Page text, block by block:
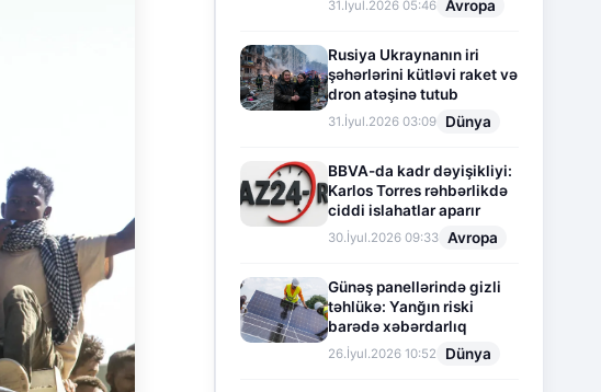
31.İyul.2026 05:46 Avropa
Rusiya Ukraynanın iri
şəhərlərini kütləvi raket və
dron atəşinə tutub
31.İyul.2026 03:09 Dünya
BBVA-da kadr dəyişikliyi:
Karlos Torres rəhbərlikdə
ciddi islahatlar aparır
30.İyul.2026 09:33 Avropa
Günəş panellərində gizli
təhlükə: Yanğın riski
barədə xəbərdarlıq
26.İyul.2026 10:52 Dünya